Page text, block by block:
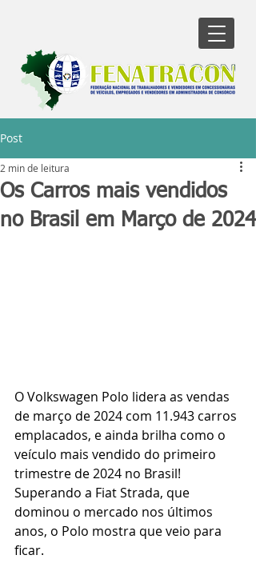
Post
Os Carros mais vendidos
no Brasil em Março de 2024
2 min de leitura
O Volkswagen Polo lidera as vendas
de março de 2024 com 11.943 carros
emplacados, e ainda brilha como o
veículo mais vendido do primeiro
trimestre de 2024 no Brasil!
Superando a Fiat Strada, que
dominou o mercado nos últimos
anos, o Polo mostra que veio para
ficar.